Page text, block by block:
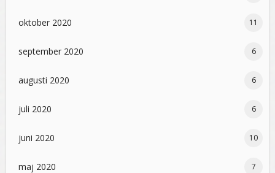
oktober 2020 11
september 2020 6
augusti 2020 6
juli 2020 6
juni 2020 10
maj 2020 7